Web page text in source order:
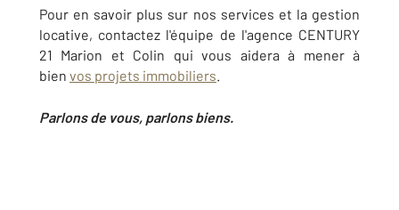
Pour en savoir plus sur nos services et la gestion
locative, contactez l'équipe de l'agence CENTURY
21 Marion et Colin qui vous aidera à mener à
bien vos projets immobiliers.
Parlons de vous, parlons biens.